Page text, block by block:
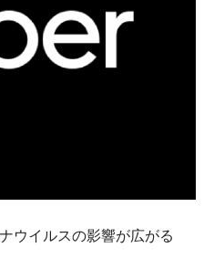
ボ
ウイルスの影響が広がる